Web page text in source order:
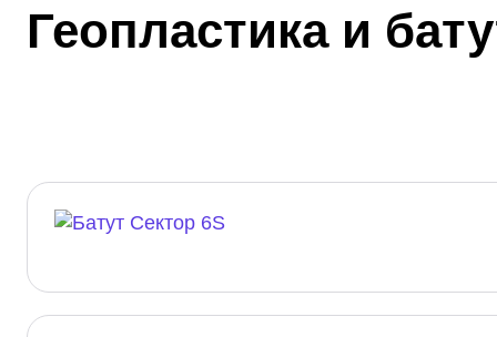
Геопластика и